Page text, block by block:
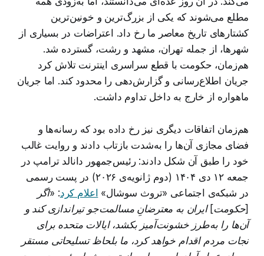
مطلع می‌شوند که یکی از بزرگ‌ترین و خونین‌ترین
کشتارهای تاریخ معاصر ما رخ داد. اعتراضات در بسیاری از
شهرها، از جمله تهران، مشهد و رشت، گسترده شد.
هم‌زمان، حکومت با قطع سراسری اینترنت تلاش کرد
جریان اطلاع‌رسانی و گزارش‌دهی را محدود کند. اما جریان
ماهواره از خارج به داخل تداوم داشت.
هم‌زمان اتفاقات دیگری نیز رخ داده بود که رسانه‌ها و
فضای مجازی آن‌ها را به‌شدت بازتاب دادند و روایت غالب
خود را طبق آن شکل دادند: رئیس‌جمهور دانالد ترامپ در
جمعه ۱۲ دی ۱۴۰۴ (دوم ژانویه‌ی ۲۰۲۶) در پست رسمی
در شبکه‌ی اجتماعی «تروث سوشال» اعلام کرد: «اگر
[حکومت] ایران به معترضانِ مسالمت‌جو تیراندازی کند و
آن‌ها را به‌طرز خشونت‌آمیز بکشد، ایالات متحده برای
نجات مردم اقدام خواهد کرد، ما بلحاظ تسلیحاتی مستقر